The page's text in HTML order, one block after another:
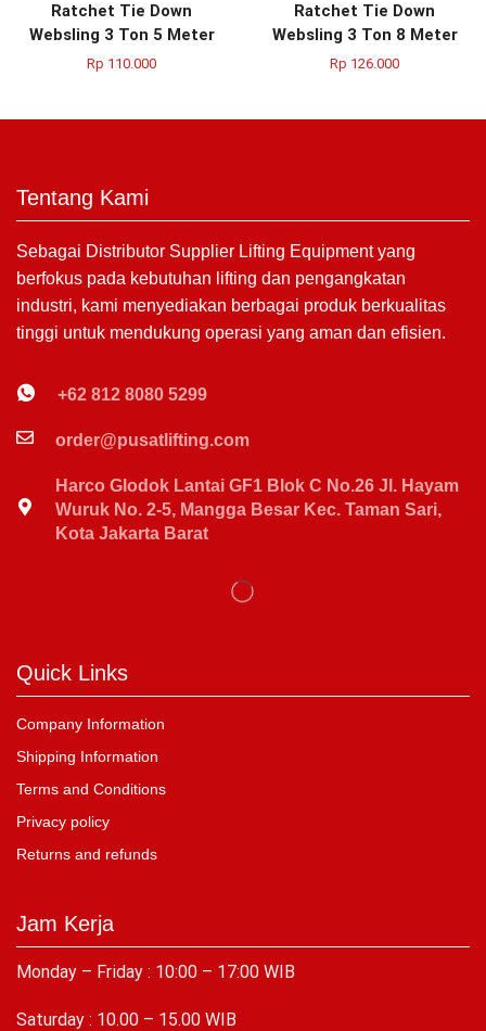
Ratchet Tie Down
Websling 3 Ton 5 Meter
Rp 110.000
Ratchet Tie Down
Websling 3 Ton 8 Meter
Rp 126.000
Tentang Kami
Sebagai Distributor Supplier Lifting Equipment yang
berfokus pada kebutuhan lifting dan pengangkatan
industri, kami menyediakan berbagai produk berkualitas
tinggi untuk mendukung operasi yang aman dan efisien.
+62 812 8080 5299
order@pusatlifting.com
Harco Glodok Lantai GF1 Blok C No.26 Jl. Hayam
Wuruk No. 2-5, Mangga Besar Kec. Taman Sari,
Kota Jakarta Barat
Quick Links
Company Information
Shipping Information
Terms and Conditions
Privacy policy
Returns and refunds
Jam Kerja
Monday – Friday : 10:00 – 17:00 WIB
Saturday : 10.00 – 15.00 WIB